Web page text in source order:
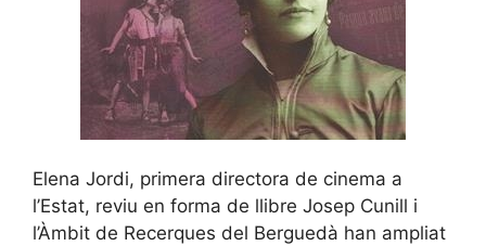
Elena Jordi, primera directora de cinema a
l’Estat, reviu en forma de llibre Josep Cunill i
l’Àmbit de Recerques del Berguedà han ampliat